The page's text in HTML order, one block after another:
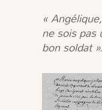
«
ne sois pas
bon soldat ».